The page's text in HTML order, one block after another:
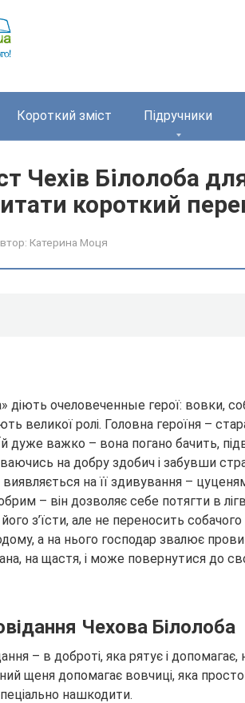
Короткий зміст Підручники
Чехів Білолоба
короткий
Катерина Моця
діють очеловеченные герої: вовки,
великої ролі. Головна героїня –
дуже важко – вона погано бачить,
на добру здобич і забувши
виявляється на її здивування –
– він дозволяє себе потягти в
з’їсти, але не переносить собачого
а на нього господар звалює
на щастя, і може повернутися до
Чехова Білолоба
– в доброті, яка рятує і
щеня допомагає вовчиці, яка
нашкодити.